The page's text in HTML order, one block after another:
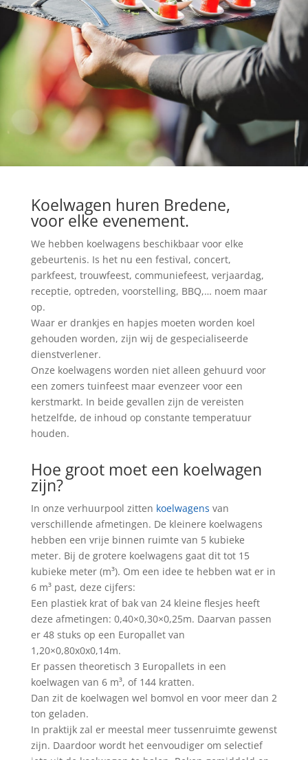
Koelwagen huren Bredene,
voor elke evenement.
We hebben koelwagens beschikbaar voor elke
gebeurtenis. Is het nu een festival, concert,
parkfeest, trouwfeest, communiefeest, verjaardag,
receptie, optreden, voorstelling, BBQ,… noem maar
op.
Waar er drankjes en hapjes moeten worden koel
gehouden worden, zijn wij de gespecialiseerde
dienstverlener.
Onze koelwagens worden niet alleen gehuurd voor
een zomers tuinfeest maar evenzeer voor een
kerstmarkt. In beide gevallen zijn de vereisten
hetzelfde, de inhoud op constante temperatuur
houden.
Hoe groot moet een koelwagen
zijn?
In onze verhuurpool zitten koelwagens van
verschillende afmetingen. De kleinere koelwagens
hebben een vrije binnen ruimte van 5 kubieke
meter. Bij de grotere koelwagens gaat dit tot 15
kubieke meter (m³). Om een idee te hebben wat er in
6 m³ past, deze cijfers:
Een plastiek krat of bak van 24 kleine flesjes heeft
deze afmetingen: 0,40×0,30×0,25m. Daarvan passen
er 48 stuks op een Europallet van
1,20×0,80x0x0,14m.
Er passen theoretisch 3 Europallets in een
koelwagen van 6 m³, of 144 kratten.
Dan zit de koelwagen wel bomvol en voor meer dan 2
ton geladen.
In praktijk zal er meestal meer tussenruimte gewenst
zijn. Daardoor wordt het eenvoudiger om selectief